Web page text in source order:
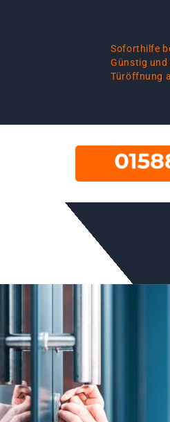
Soforthilfe
Günstig und
Türöffnung